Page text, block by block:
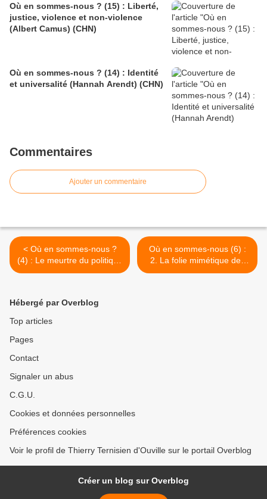
Où en sommes-nous ? (15) : Liberté,
justice, violence et non-violence
(Albert Camus) (CHN)
Où en sommes-nous ? (14) : Identité
et universalité (Hannah Arendt) (CHN)
Commentaires
Ajouter un commentaire
< Où en sommes-nous ?
(4) : Le meurtre du politique
(CHN)
Où en sommes-nous (6) :
2. La folie mimétique des
marchés (CHN) >
Hébergé par Overblog
Top articles
Pages
Contact
Signaler un abus
C.G.U.
Cookies et données personnelles
Préférences cookies
Voir le profil de Thierry Ternisien d'Ouville sur le portail Overblog
Créer un blog sur Overblog